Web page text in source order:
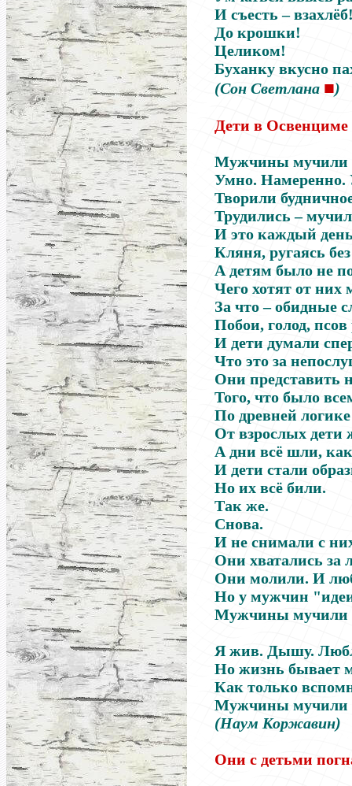
И съесть–
До крошки!
Целиком!
Буханку вкусно
(Сон Светлана ■)
Дети в Освенциме
Мужчины мучили
Умно. Намеренно.
Творили
Трудились –
И это каждый
Кляня, ругаясь
А детям было не
Чего хотят от
За что – обидные
Побои, голод,
И дети думали
Что это за
Они представить
Того, что было
По древней
От взрослых дети
А дни всё шли,
И дети стали
Но их всё били.
Так же.
Снова.
И не снимали с
Они хватались за
Они молили. И
Но у мужчин
Мужчины мучили
Я жив. Дышу.
Но жизнь бывает
Как только
Мужчины мучили
(Наум Коржавин)
Они с детьми